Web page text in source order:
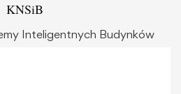
KNSiB
Inteligentnych Budynków